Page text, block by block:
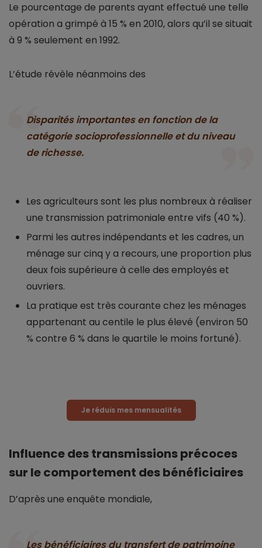
Le pourcentage de parents ayant effectué une telle
opération a grimpé à 15 % en 2010, alors qu’il se situait
à 9 % seulement en 1992.
L’étude révèle néanmoins des
Disparités importantes en fonction de la
catégorie socioprofessionnelle et du niveau
de richesse.
Les agriculteurs sont les plus nombreux à réaliser
une transmission patrimoniale entre vifs (40 %).
Parmi les autres indépendants et les cadres, un
ménage sur cinq y a recours, une proportion plus
deux fois supérieure à celle des employés et
ouvriers.
La pratique est très courante chez les ménages
appartenant au centile le plus élevé (environ 50
% contre 6 % dans le quartile le moins fortuné).
Je réduis mes mensualités
Influence des transmissions précoces
sur le comportement des bénéficiaires
D’après une enquête mondiale,
Les bénéficiaires du transfert de patrimoine